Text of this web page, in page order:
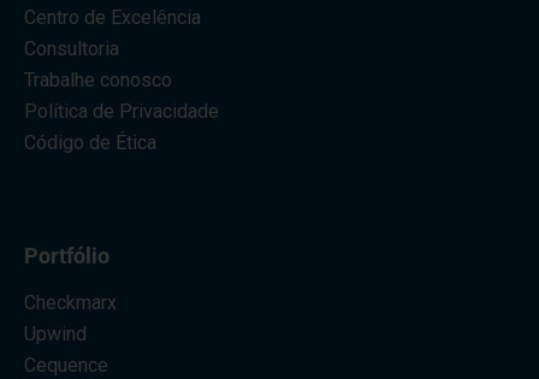
Centro de Excelência
Consultoria
Trabalhe conosco
Política de Privacidade
Código de Ética
Portfólio
Checkmarx
Upwind
Cequence